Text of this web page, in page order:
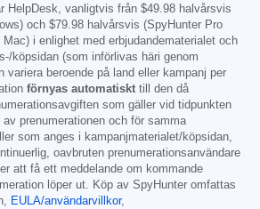
HelpDesk, vanligtvis från $49.98 halvårsvis
och $79.98 halvårsvis (SpyHunter Pro
i enlighet med erbjudandematerialet och
köpsidan (som införlivas häri genom
variera beroende på land eller kampanj per
förnyas automatiskt till den då
som gäller vid tidpunkten
prenumerationen och för samma
som anges i kampanjmaterialet/köpsidan,
oavbruten prenumerationsanvändare
att få ett meddelande om kommande
löper ut. Köp av SpyHunter omfattas
EULA/användarvillkor,